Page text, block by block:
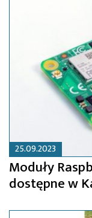
25.09.2023
Moduły
dostępne w